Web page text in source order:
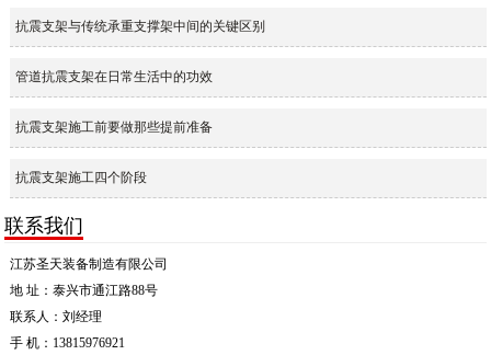
抗震支架与传统承重支撑架中间的关键区别
管道抗震支架在日常生活中的功效
抗震支架施工前要做那些提前准备
抗震支架施工四个阶段
联系我们
江苏圣天装备制造有限公司
地 址：泰兴市通江路88号
联系人：刘经理
手 机：13815976921